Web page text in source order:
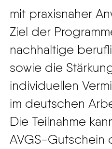
mit praxisnaher
Ziel der
nachhaltige
sowie die
individuellen
im deutschen
Die Teilnahme
AVGS-Gutschein